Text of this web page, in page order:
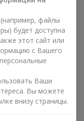
букет
специально для
всего состоит
и других сортов,
цветы в зимнем
любой погоде,
и выглядят
зимнюю
новогоднего
и насыщенные
файлы
будет доступна
этот сайт или
с Вашего
Ваши
Вы можете
внизу страницы.